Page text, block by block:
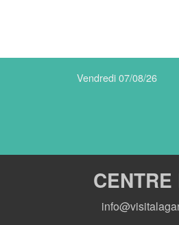
Vendredi 07/08/26
CENTRE